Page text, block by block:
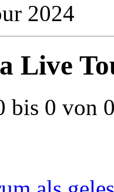
2024
Live
bis 0 von